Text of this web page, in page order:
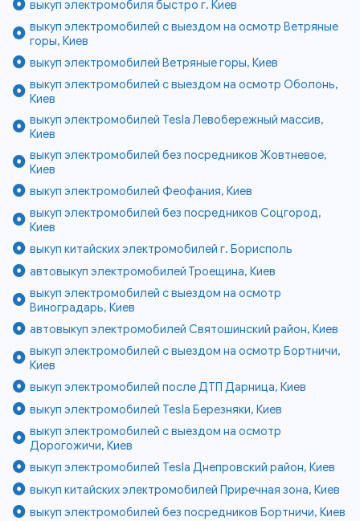
выкуп электромобиля быстро г. Киев
выкуп электромобилей с выездом на осмотр Ветряные
горы, Киев
выкуп электромобилей Ветряные горы, Киев
выкуп электромобилей с выездом на осмотр Оболонь,
Киев
выкуп электромобилей Tesla Левобережный массив,
Киев
выкуп электромобилей без посредников Жовтневое,
Киев
выкуп электромобилей Феофания, Киев
выкуп электромобилей без посредников Соцгород,
Киев
выкуп китайских электромобилей г. Борисполь
автовыкуп электромобилей Троещина, Киев
выкуп электромобилей с выездом на осмотр
Виноградарь, Киев
автовыкуп электромобилей Святошинский район, Киев
выкуп электромобилей с выездом на осмотр Бортничи,
Киев
выкуп электромобилей после ДТП Дарница, Киев
выкуп электромобилей Tesla Березняки, Киев
выкуп электромобилей с выездом на осмотр
Дорогожичи, Киев
выкуп электромобилей Tesla Днепровский район, Киев
выкуп китайских электромобилей Приречная зона, Киев
выкуп электромобилей без посредников Бортничи, Киев